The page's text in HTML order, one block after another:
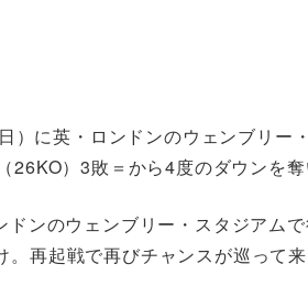
に英・ロンドンのウェンブリー
）3敗＝から4度のダウンを奪
ンのウェンブリー・スタジアム
再起戦で再びチャンスが巡って来